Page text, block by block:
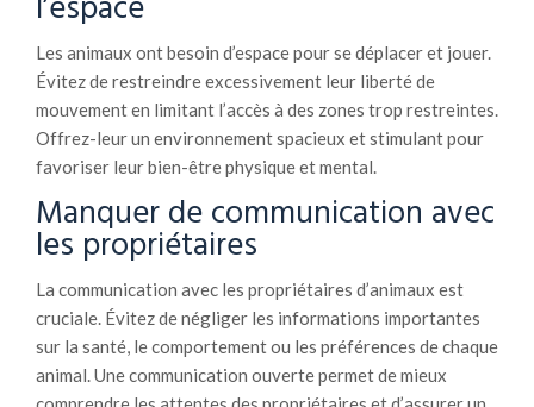
Les animaux ont besoin d’espace pour se déplacer et jouer.
Évitez de restreindre excessivement leur liberté de
mouvement en limitant l’accès à des zones trop restreintes.
Offrez-leur un environnement spacieux et stimulant pour
favoriser leur bien-être physique et mental.
Manquer de communication avec
les propriétaires
La communication avec les propriétaires d’animaux est
cruciale. Évitez de négliger les informations importantes
sur la santé, le comportement ou les préférences de chaque
animal. Une communication ouverte permet de mieux